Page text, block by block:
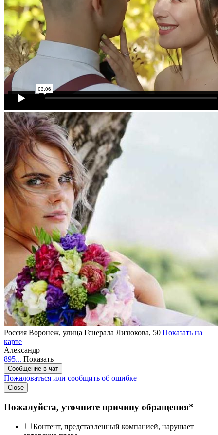
Россия Воронеж, улица Генерала Лизюкова, 50 Показать на
карте
Александр
895... Показать
Сообщение в чат
Пожаловаться или сообщить об ошибке
Close
Пожалуйста, уточните причину обращения*
Контент, представленный компанией, нарушает